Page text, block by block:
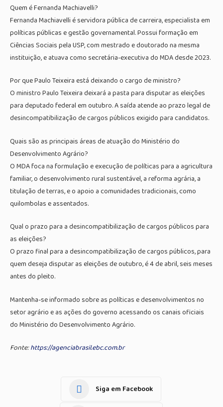
Quem é Fernanda Machiavelli?
Fernanda Machiavelli é servidora pública de carreira, especialista em
políticas públicas e gestão governamental. Possui formação em
Ciências Sociais pela USP, com mestrado e doutorado na mesma
instituição, e atuava como secretária-executiva do MDA desde 2023.
Por que Paulo Teixeira está deixando o cargo de ministro?
O ministro Paulo Teixeira deixará a pasta para disputar as eleições
para deputado federal em outubro. A saída atende ao prazo legal de
desincompatibilização de cargos públicos exigido para candidatos.
Quais são as principais áreas de atuação do Ministério do
Desenvolvimento Agrário?
O MDA foca na formulação e execução de políticas para a agricultura
familiar, o desenvolvimento rural sustentável, a reforma agrária, a
titulação de terras, e o apoio a comunidades tradicionais, como
quilombolas e assentados.
Qual o prazo para a desincompatibilização de cargos públicos para
as eleições?
O prazo final para a desincompatibilização de cargos públicos, para
quem deseja disputar as eleições de outubro, é 4 de abril, seis meses
antes do pleito.
Mantenha-se informado sobre as políticas e desenvolvimentos no
setor agrário e as ações do governo acessando os canais oficiais
do Ministério do Desenvolvimento Agrário.
Fonte:https://agenciabrasil.ebc.com.br
Siga em Facebook